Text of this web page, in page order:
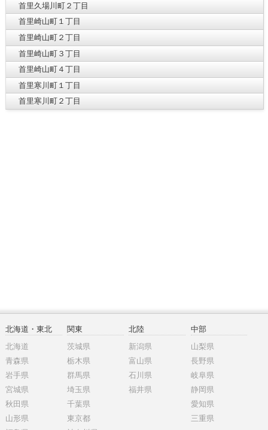
首里久場川町２丁目
首里崎山町１丁目
首里崎山町２丁目
首里崎山町３丁目
首里崎山町４丁目
首里寒川町１丁目
首里寒川町２丁目
北海道・東北
北海道
青森県
岩手県
宮城県
秋田県
山形県
関東
茨城県
栃木県
群馬県
埼玉県
千葉県
東京都
北陸
新潟県
富山県
石川県
福井県
中部
山梨県
長野県
岐阜県
静岡県
愛知県
三重県